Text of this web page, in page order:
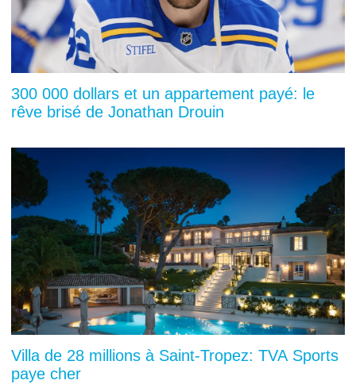
300 000 dollars et un appartement payé: le
rêve brisé de Jonathan Drouin
Villa de 28 millions à Saint-Tropez: TVA Sports
paye cher